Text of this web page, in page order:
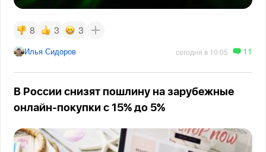
8 3 3
Илья Сидоров сегодня в 10:05 11
В России снизят пошлину на зарубежные
онлайн-покупки с 15% до 5%